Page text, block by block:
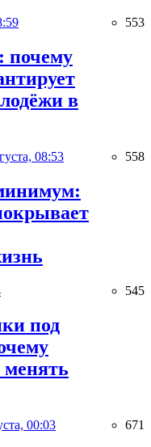
553
почему
в
08:53 558
545
под
менять
00:03 671